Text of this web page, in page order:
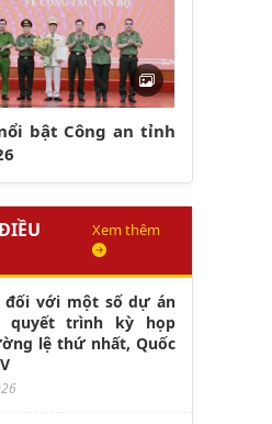
bật Công an tỉnh
Xem thêm
đối với một số dự án
quyết trình kỳ họp
lệ thứ nhất, Quốc